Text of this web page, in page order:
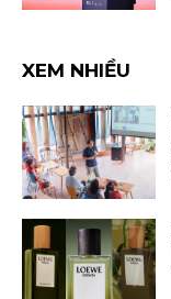
XEM NHIỀU